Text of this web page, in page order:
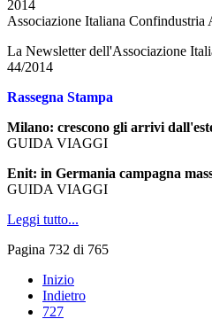
2014
Associazione Italiana Confindustria
La Newsletter dell'Associazione
44/2014
Rassegna Stampa
Milano: crescono gli arrivi
GUIDA VIAGGI
Enit: in Germania campagna
GUIDA VIAGGI
Leggi tutto...
Pagina 732 di 765
Inizio
Indietro
727